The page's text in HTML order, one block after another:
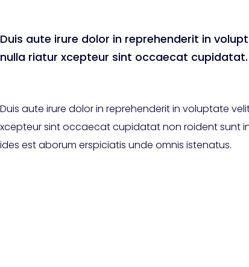
Duis aute irure dolor in reprehenderit in
nulla riatur xcepteur sint occaecat cupidatat.
Duis aute irure dolor in reprehenderit in voluptate
xcepteur sint occaecat cupidatat non roident sunt
ides est aborum erspiciatis unde omnis istenatus.